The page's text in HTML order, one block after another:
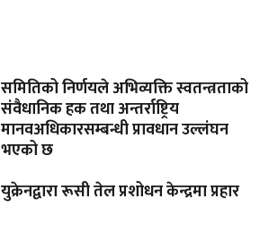
समितिको निर्णयले अभिव्यक्ति स्वतन्त्रताको
संवैधानिक हक तथा अन्तर्राष्ट्रिय
मानवअधिकारसम्बन्धी प्रावधान उल्लंघन
भएको छ
युक्रेनद्वारा रूसी तेल प्रशोधन केन्द्रमा प्रहार